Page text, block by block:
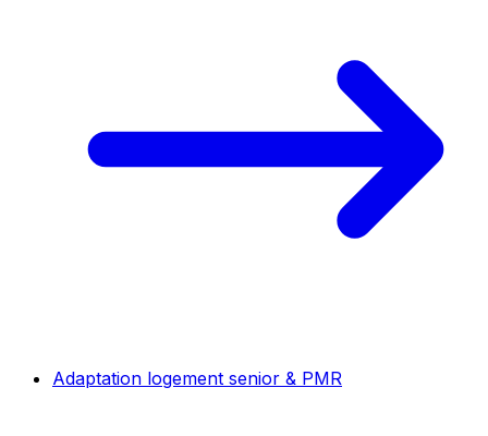
Adaptation logement senior & PMR